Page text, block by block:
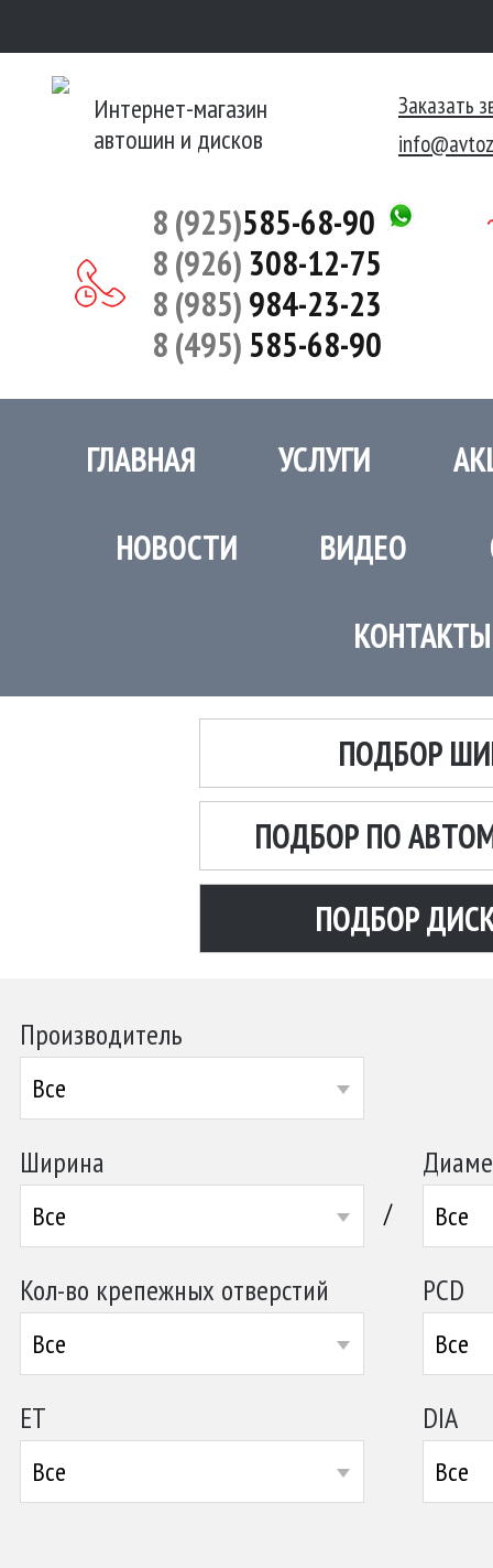
Интернет-магазин
автошин и дисков
Заказать
8 (925)585-68-90
8 (926) 308-12-75
8 (985)984-23-23
8 (495)585-68-90
ГЛАВНАЯ УСЛУГИ
НОВОСТИ ВИДЕО
КОНТАКТЫ
ПОДБОР
ПОДБОР ПО
ПОДБОР
Производитель
Все
Ширина
Все / Все
Кол-во крепежных отверстий
Все
PCD
Все
ET
Все
DIA
Все